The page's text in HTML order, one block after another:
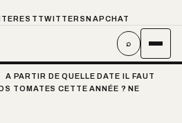
TWITTER SNAPCHAT
⌕
A PARTIR DE QUELLE DATE IL FAUT
TOMATES CETTE ANNÉE ? NE